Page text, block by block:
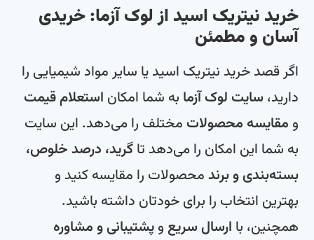
خرید نیتریک اسید از لوک آزما: خریدی
آسان و مطمئن
اگر قصد خرید نیتریک اسید یا سایر مواد شیمیایی را
دارید،سایت لوک آزمابه شما امکاناستعلام قیمت
مقایسه محصولاتمختلف را می‌دهد. این سایت
به شما این امکان را می‌دهد تا گرید، درصد خلوص،
بسته‌بندی و برندمحصولات را مقایسه کنید و
بهترین انتخاب را برای خودتان داشته باشید.
همچنین، با ارسال سریعو پشتیبانی و مشاوره